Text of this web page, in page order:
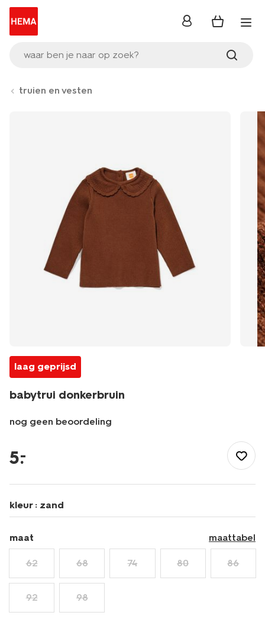
waar ben je naar op zoek?
inloggen
truien en vesten
laag geprijsd
babytrui donkerbruin
nog geen beoordeling
truien-
vesten/babytrui-
33047170DARKBROWN.html
5.
–
kleur : zand
maat maattabel
62 68 74 80 86
92 98